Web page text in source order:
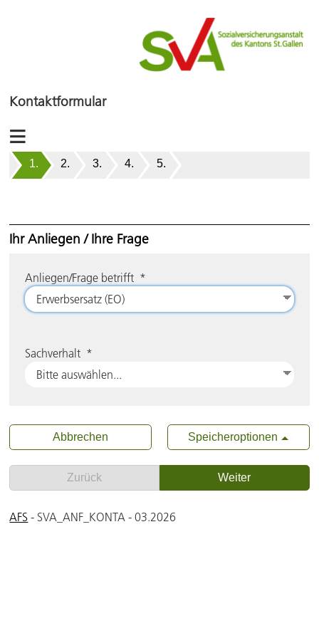
Kontaktformular
Ihr Anliegen / Ihre Frage
Anliegen/Frage betrifft *
Sachverhalt *
Abbrechen Speicheroptionen
Zurück Weiter
AFS - SVA_ANF_KONTA - 03.2026